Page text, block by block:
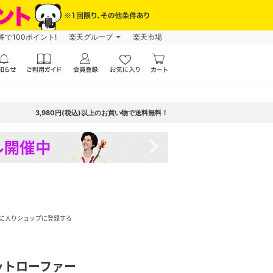
で100ポイント! 楽天グループ 楽天市場
3,980円(税込)以上のお買い物で送料無料！
入りショップに登録する
トローファー